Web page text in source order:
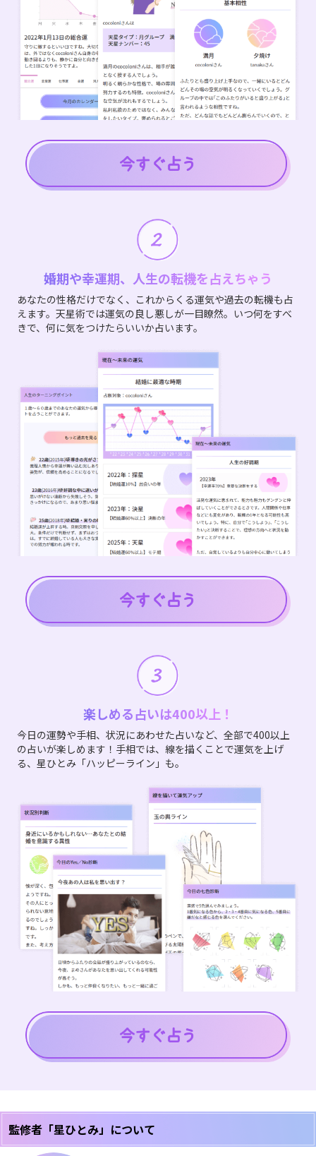
婚期や幸運期、人生の転機を占えちゃう
あなたの性格だけでなく、これからくる運気や過去の転機も占
えます。天星術では運気の良し悪しが一目瞭然。いつ何をすべ
きで、何に気をつけたらいいか占います。
楽しめる占いは400以上！
今日の運勢や手相、状況にあわせた占いなど、全部で400以上
の占いが楽しめます！手相では、線を描くことで運気を上げ
る、星ひとみ「ハッピーライン」も。
監修者「星ひとみ」について